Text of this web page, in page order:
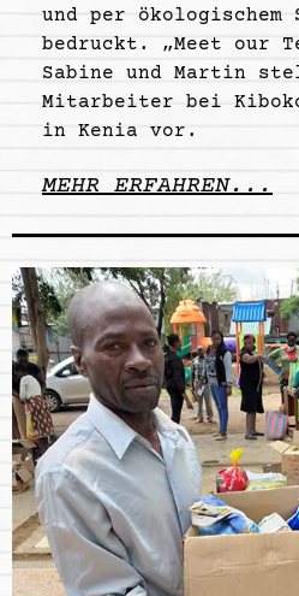
und per ökologischem
bedruckt. „Meet our
Sabine und Martin
Mitarbeiter bei
in Kenia vor.
MEHR ERFAHREN...